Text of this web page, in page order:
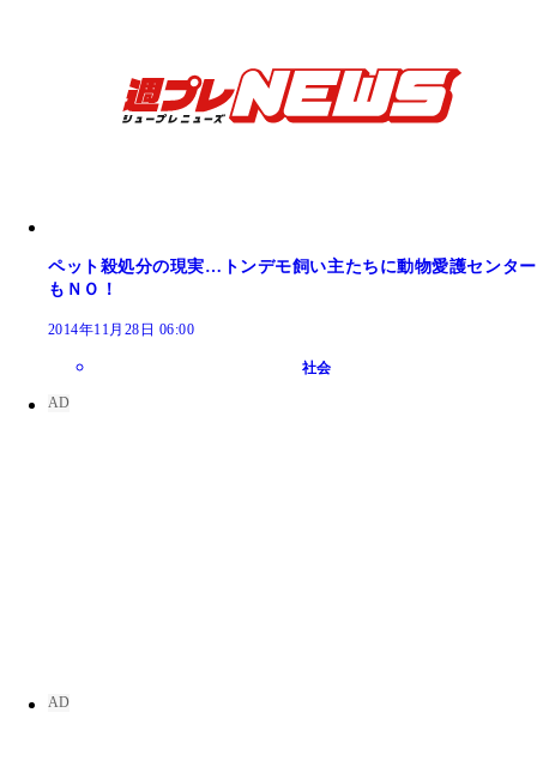
ペット殺処分の現実…トンデモ飼い主たちに動物愛護センター
もＮＯ！
2014年11月28日 06:00
社会